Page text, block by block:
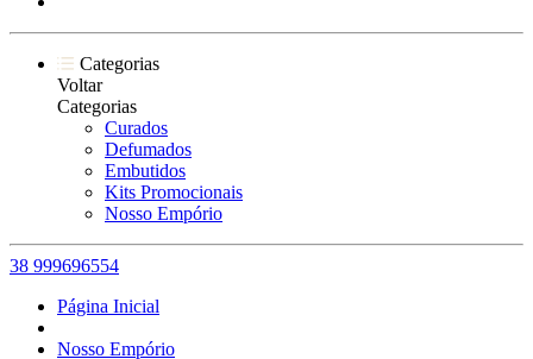
Categorias
Voltar
Categorias
Curados
Defumados
Embutidos
Kits Promocionais
Nosso Empório
38 999696554
Página Inicial
Nosso Empório